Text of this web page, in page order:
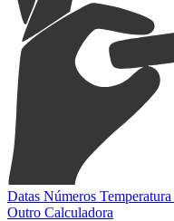
Datas Números Temperatura
Outro Calculadora